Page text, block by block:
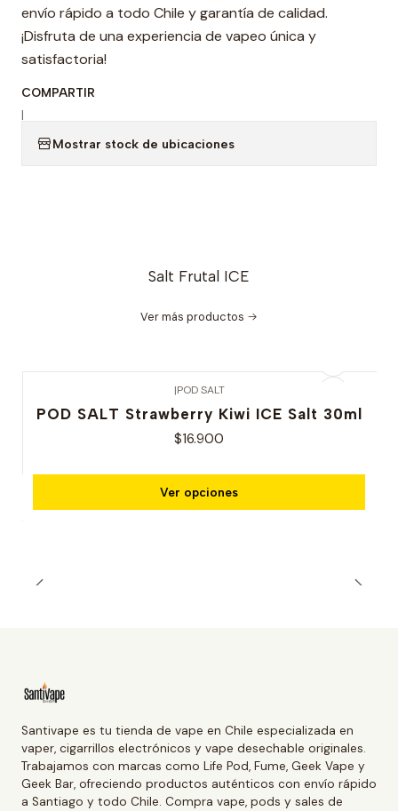
envío rápido a todo Chile y garantía de calidad.
¡Disfruta de una experiencia de vapeo única y
satisfactoria!
COMPARTIR
|
Mostrar stock de ubicaciones
Salt Frutal ICE
Ver más productos
|POD SALT
POD SALT Strawberry Kiwi ICE Salt 30ml
$16.900
Ver opciones
Santivape es tu tienda de vape en Chile especializada en
vaper, cigarrillos electrónicos y vape desechable originales.
Trabajamos con marcas como Life Pod, Fume, Geek Vape y
Geek Bar, ofreciendo productos auténticos con envío rápido
a Santiago y todo Chile. Compra vape, pods y sales de